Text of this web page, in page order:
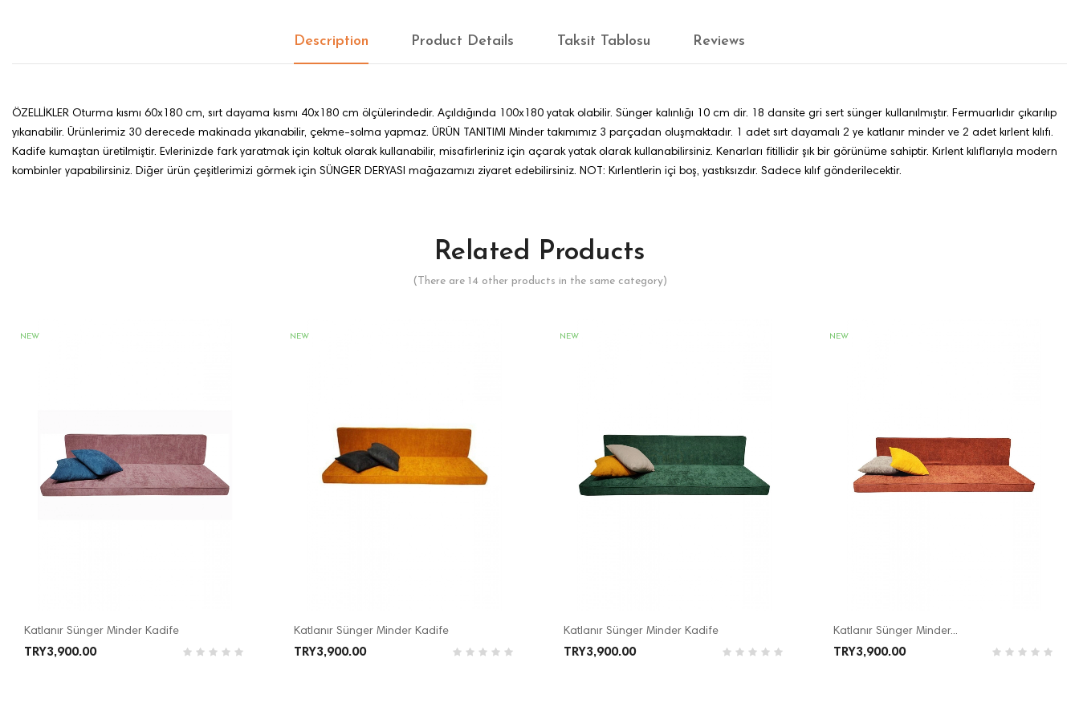
Description Product Details Taksit Tablosu Reviews
ÖZELLİKLER Oturma kısmı 60x180 cm, sırt dayama kısmı 40x180 cm ölçülerindedir. Açıldığında 100x180 yatak olabilir. Sünger kalınlığı 10 cm dir. 18 dansite gri sert sünger kullanılmıştır. Fermuarlıdır çıkarılıp
yıkanabilir. Ürünlerimiz 30 derecede makinada yıkanabilir, çekme-solma yapmaz. ÜRÜN TANITIMI Minder takımımız 3 parçadan oluşmaktadır. 1 adet sırt dayamalı 2 ye katlanır minder ve 2 adet kırlent kılıfı.
Kadife kumaştan üretilmiştir. Evlerinizde fark yaratmak için koltuk olarak kullanabilir, misafirleriniz için açarak yatak olarak kullanabilirsiniz. Kenarları fitillidir şık bir görünüme sahiptir. Kırlent kılıflarıyla modern
kombinler yapabilirsiniz. Diğer ürün çeşitlerimizi görmek için SÜNGER DERYASI mağazamızı ziyaret edebilirsiniz. NOT: Kırlentlerin içi boş, yastıksızdır. Sadece kılıf gönderilecektir.
Related Products
(There are 14 other products in the same category)
NEW
Katlanır Sünger Minder Kadife
TRY3,900.00
NEW
Katlanır Sünger Minder Kadife
TRY3,900.00
NEW
Katlanır Sünger Minder Kadife
TRY3,900.00
NEW
Katlanır Sünger Minder...
TRY3,900.00